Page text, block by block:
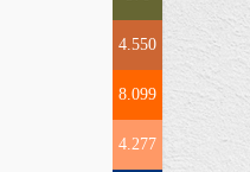
4.550
8.099
4.277